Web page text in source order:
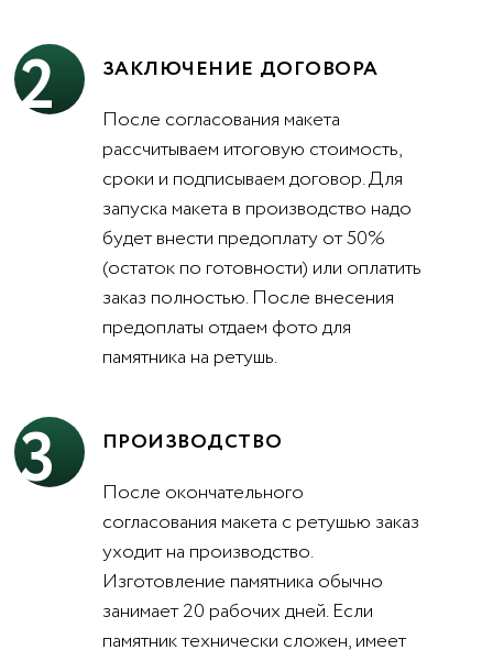
2
ЗАКЛЮЧЕНИЕ ДОГОВОРА
После согласования макета
рассчитываем итоговую стоимость,
сроки и подписываем договор. Для
запуска макета в производство надо
будет внести предоплату от 50%
(остаток по готовности) или оплатить
заказ полностью. После внесения
предоплаты отдаем фото для
памятника на ретушь.
3
ПРОИЗВОДСТВО
После окончательного
согласования макета с ретушью заказ
уходит на производство.
Изготовление памятника обычно
занимает 20 рабочих дней. Если
памятник технически сложен, имеет